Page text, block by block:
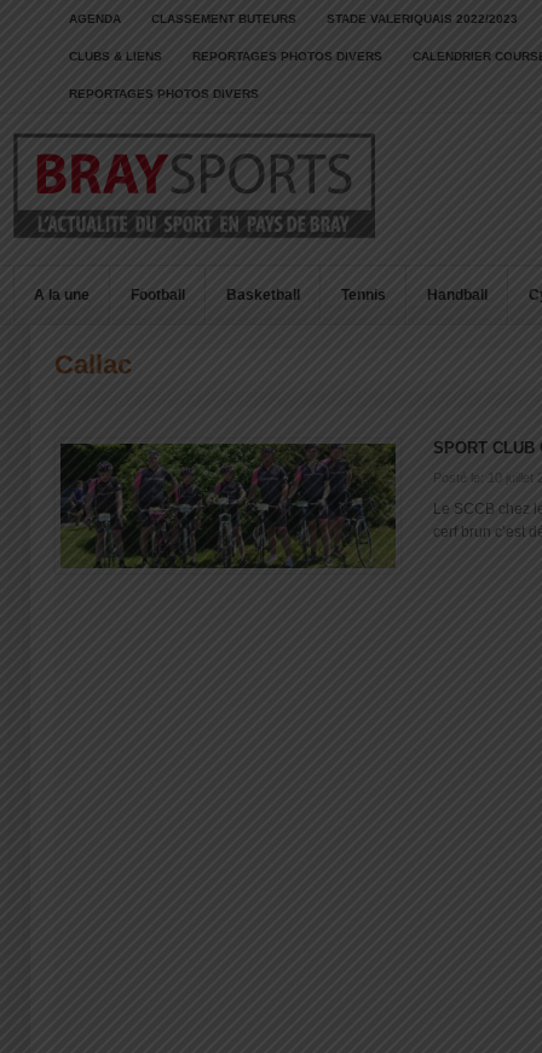
AGENDA CLASSEMENT BUTEURS STADE VALERIQUAIS 2022/2023
CLUBS & LIENS REPORTAGES PHOTOS DIVERS CALENDRIER
REPORTAGES PHOTOS DIVERS
A la une Football Basketball Tennis Handball
Callac
SPORT CLUB
Posté le: 10 juillet
Le SCCB chez
cerf brun c’est